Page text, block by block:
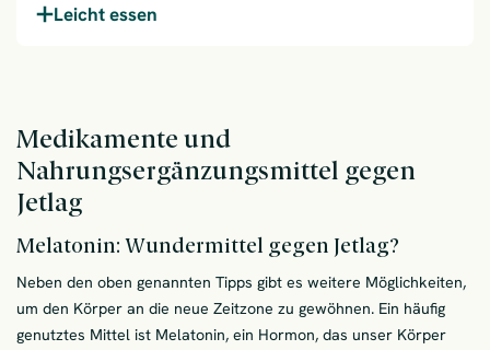
Leicht essen
Medikamente und
Nahrungsergänzungsmittel gegen
Jetlag
Melatonin: Wundermittel gegen Jetlag?
Neben den oben genannten Tipps gibt es weitere Möglichkeiten,
um den Körper an die neue Zeitzone zu gewöhnen. Ein häufig
genutztes Mittel ist Melatonin, ein Hormon, das unser Körper